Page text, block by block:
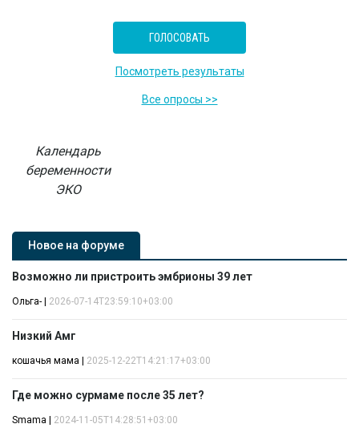
Посмотреть результаты
Все опросы >>
Календарь
беременности
ЭКО
Новое на форуме
Возможно ли пристроить эмбрионы 39 лет
Ольга- 2026-07-14T23:59:10+03:00
Низкий Амг
кошачья мама 2025-12-22T14:21:17+03:00
Где можно сурмаме после 35 лет?
Smama 2024-11-05T14:28:51+03:00